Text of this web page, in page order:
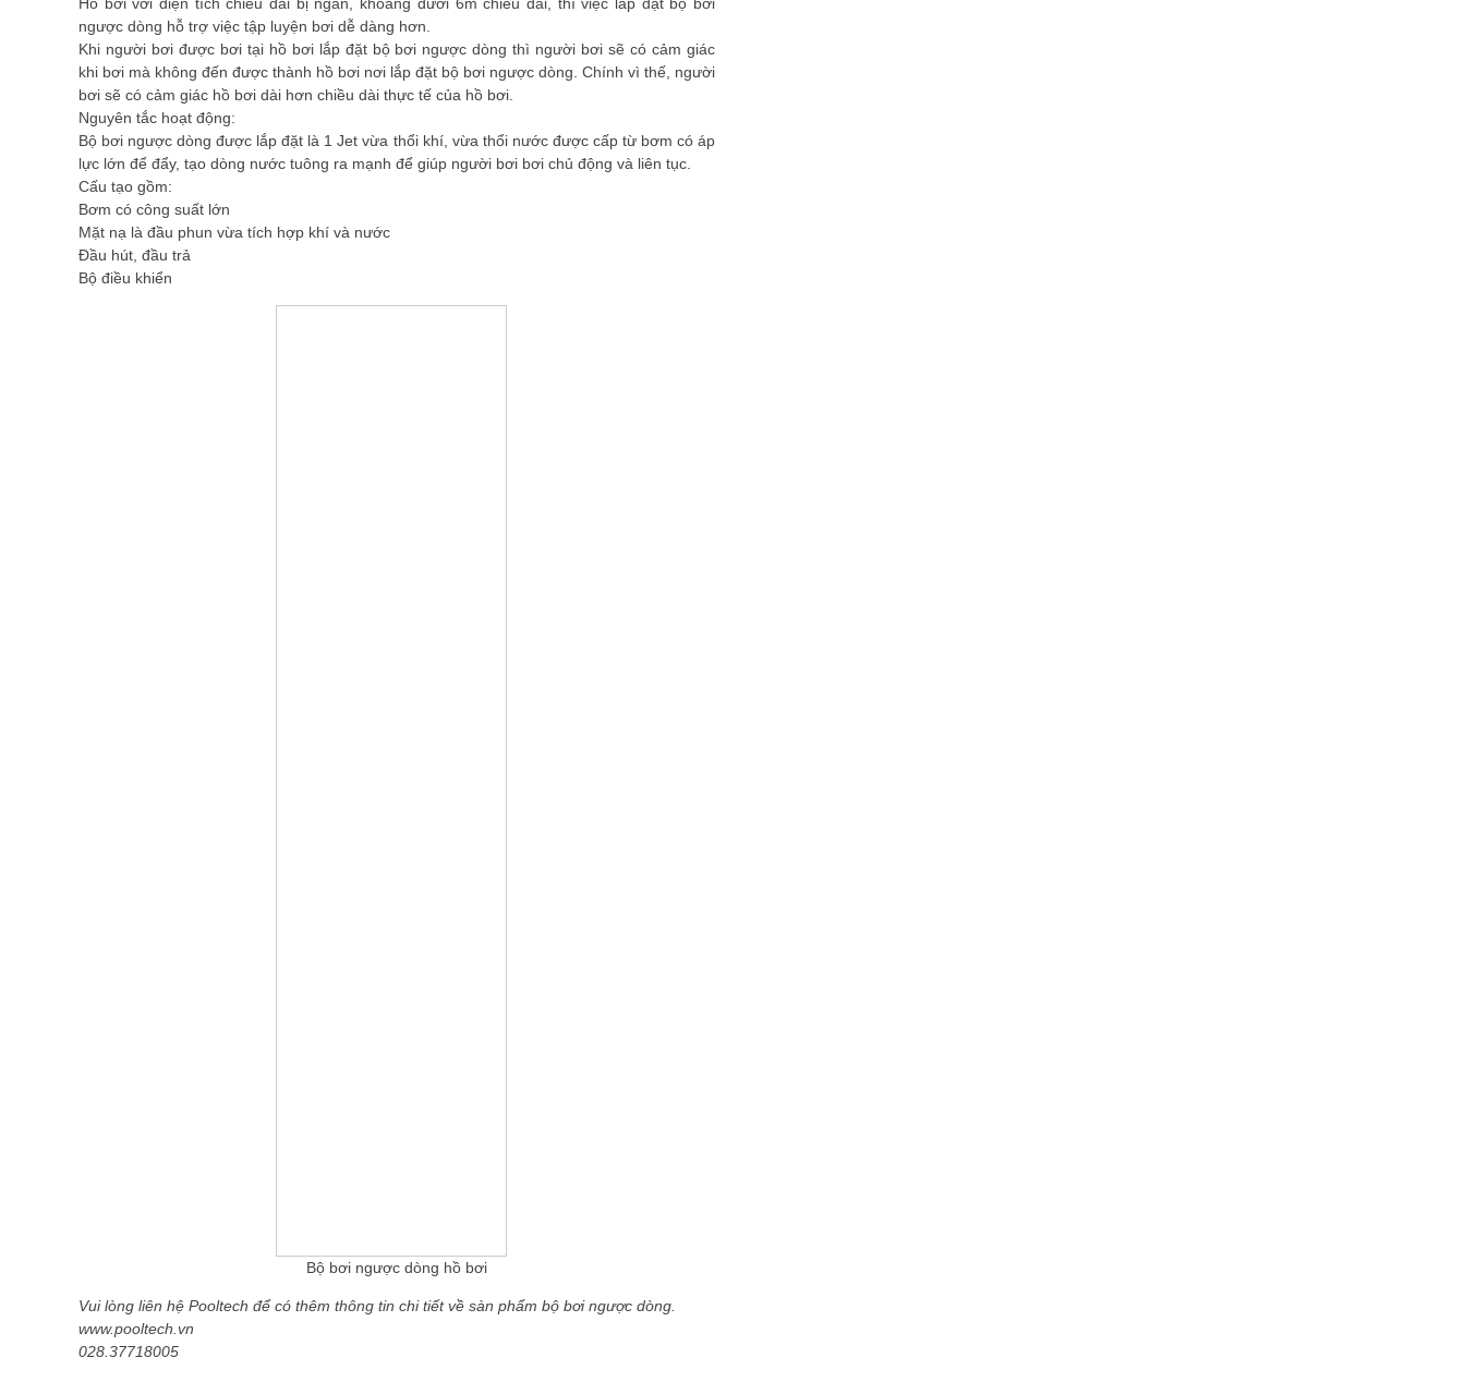
ngược dòng hỗ trợ việc tập luyện bơi dễ dàng hơn.
Khi người bơi được bơi tại hồ bơi lắp đặt bộ bơi ngược dòng thì người bơi sẽ có cảm giác
khi bơi mà không đến được thành hồ bơi nơi lắp đặt bộ bơi ngược dòng. Chính vì thế, người
bơi sẽ có cảm giác hồ bơi dài hơn chiều dài thực tế của hồ bơi.
Nguyên tắc hoạt động:
Bộ bơi ngược dòng được lắp đặt là 1 Jet vừa thổi khí, vừa thổi nước được cấp từ bơm có áp
lực lớn để đẩy, tạo dòng nước tuông ra mạnh để giúp người bơi bơi chủ động và liên tục.
Cấu tạo gồm:
Bơm có công suất lớn
Mặt nạ là đầu phun vừa tích hợp khí và nước
Đầu hút, đầu trả
Bộ điều khiển
Bộ bơi ngược dòng hồ bơi
Vui lòng liên hệ Pooltech để có thêm thông tin chi tiết về sàn phẩm bộ bơi ngược dòng.
www.pooltech.vn
028.37718005